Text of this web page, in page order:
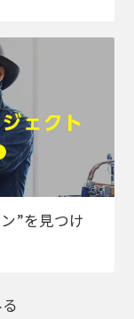
”を見つけ